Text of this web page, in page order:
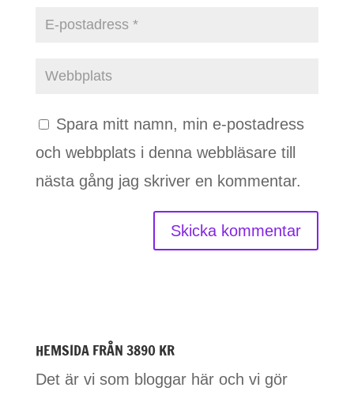
Spara mitt namn, min e-postadress
och webbplats i denna webbläsare till
nästa gång jag skriver en kommentar.
HEMSIDA FRÅN 3890 KR
Det är vi som bloggar här och vi gör